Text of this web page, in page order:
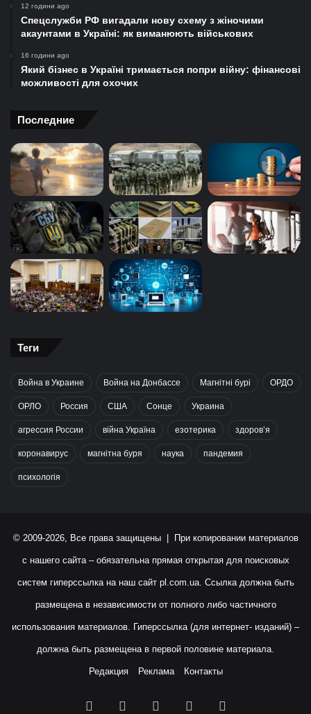
12 години ago
Спецслужби РФ вигадали нову схему з жіночими
акаунтами в Україні: як виманюють військових
16 години ago
Який бізнес в Україні тримається попри війну: фінансові
можливості для охочих
Последние
Теги
Война в Украине Война на Донбассе Магнітні бурі ОРДО
ОРЛО Россия США Сонце Украина
агрессия России війна Україна езотерика здоров’я
коронавирус магнітна буря наука пандемия
психологія
© 2009-2026, Все права защищены | При копировании материалов
с нашего сайта – обязательна прямая открытая для поисковых
систем гиперссылка на наш сайт pl.com.ua. Ссылка должна быть
размещена в независимости от полного либо частичного
использования материалов. Гиперссылка (для интернет- изданий) –
должна быть размещена в первой половине материала.
Редакция Реклама Контакты
Facebook YouTubeInstagram